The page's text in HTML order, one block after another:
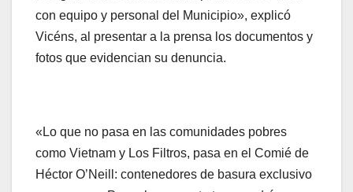
con equipo y personal del Municipio», explicó
Vicéns, al presentar a la prensa los documentos y
fotos que evidencian su denuncia.
«Lo que no pasa en las comunidades pobres
como Vietnam y Los Filtros, pasa en el Comié de
Héctor O’Neill: contenedores de basura exclusivo